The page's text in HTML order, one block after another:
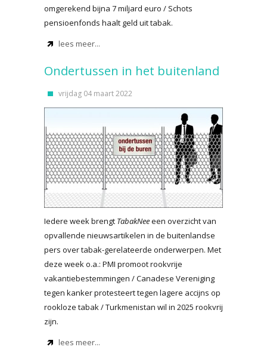
omgerekend bijna 7 miljard euro / Schots
pensioenfonds haalt geld uit tabak.
lees meer...
Ondertussen in het buitenland
vrijdag 04 maart 2022
Iedere week brengt TabakNeeeen overzicht van
opvallende nieuwsartikelen in de buitenlandse
pers over tabak-gerelateerde onderwerpen. Met
deze week o.a.: PMI promoot rookvrije
vakantiebestemmingen / Canadese Vereniging
tegen kanker protesteert tegen lagere accijns op
rookloze tabak / Turkmenistan wil in 2025 rookvrij
zijn.
lees meer...